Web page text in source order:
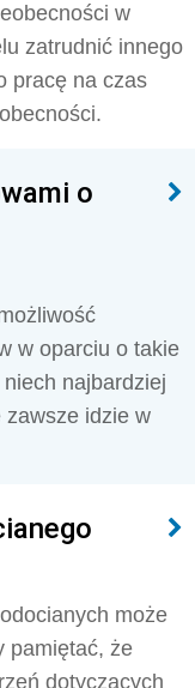
w
zatrudnić innego
pracę na czas
o
w oparciu o takie
najbardziej
zawsze idzie w
może
pamiętać, że
dotyczących